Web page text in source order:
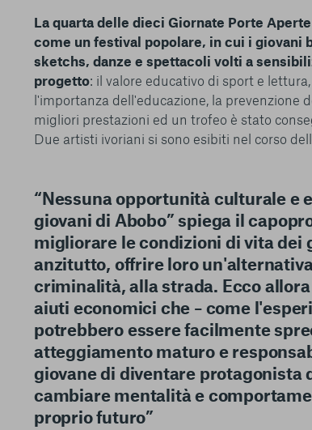
di alcuni cookie può condizionare l’esperienza sulla
Premendo “Conferma le mie scelte”, la
effettuata verrà salvata. Se non è stata selezionata
questo pulsante equivarrà a rifiutare tutti i cookie. Per
possibile consultare la nostra
Ulteriori informazioni
Consenti tutti
La quarta delle dieci Giornate Porte
come un festival popolare, in cui i giovani
sketchs, danze e spettacoli volti a
progetto: il valore educativo di sport e
l'importanza dell'educazione, la prevenzione
migliori prestazioni ed un trofeo è stato
Due artisti ivoriani si sono esibiti nel corso
“Nessuna opportunità culturale e
giovani di Abobo” spiega il
migliorare le condizioni di vita dei
anzitutto, offrire loro
criminalità, alla strada. Ecco
aiuti economici che – come
potrebbero essere facilmente
atteggiamento maturo e
giovane di diventare protagonista
cambiare mentalità e
proprio futuro”